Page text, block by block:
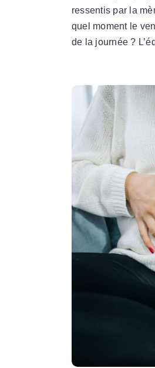
ressentis par la
quel moment le
de la journée ?